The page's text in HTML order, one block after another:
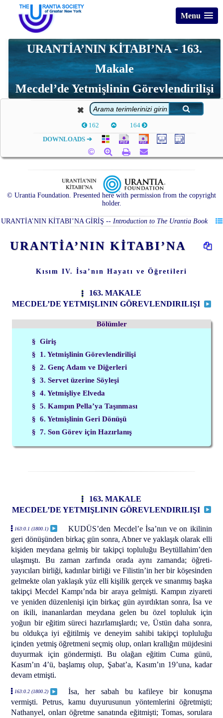
Menu
URANTİA’NIN KİTABI’NA - 163.
Makale
Mecdel’de Yetmişlinin Görevlendirilişi
162 164
DOWNLOADS ➔
© Urantia Foundation. Presented here with permission from the copyright
holder.
URANTİA’NIN KİTABI’NA GİRİŞ -- Introduction to The Urantia Book
URANTİA’NIN KİTABI’NA
Kısım IV. İsa’nın Hayatı ve Öğretileri
163. MAKALE
MECDEL’DE YETMIŞLININ GÖREVLENDIRILIŞI
Bölümler
§ Giriş
§ 1. Yetmişlinin Görevlendirilişi
§ 2. Genç Adam ve Diğerleri
§ 3. Servet üzerine Söyleşi
§ 4. Yetmişliye Elveda
§ 5. Kampın Pella’ya Taşınması
§ 6. Yetmişlinin Geri Dönüşü
§ 7. Son Görev için Hazırlanış
163. MAKALE
MECDEL’DE YETMIŞLININ GÖREVLENDIRILIŞI
163:0.1 (1800.1)
KUDÜS’den Mecdel’e İsa’nın ve on ikilinin
geri dönüşünden birkaç gün sonra, Abner ve yaklaşık olarak elli
kişiden meydana gelmiş bir takipçi topluluğu Beytüllahim’den
ulaşmıştı. Bu zaman zarfında orada aynı zamanda; öğreti-
yayıcıları birliği, kadınlar birliği ve Filistin’in her bir köşesinden
gelmekte olan yaklaşık yüz elli kişilik gerçek ve sınanmış başka
takipçi Mecdel Kampı’nda bir araya gelmişti. Kampın ziyareti
ve yeniden düzenlenişi için birkaç gün ayırdıktan sonra, İsa ve
on ikili, inananlardan meydana gelen bu özel topluluk için
yoğun bir eğitim süreci hazırlamışlardı; ve, Üstün daha sonra,
bu oldukça iyi eğitilmiş ve deneyim sahibi takipçi topluluğu
içinden yetmiş öğretmeni seçmiş olup, onları krallığın müjdesini
duyurmak için göndermişti. Bu olağan eğitim Cuma günü,
Kasım’ın 4’ü, başlamış olup, Şabat’a, Kasım’ın 19’una, kadar
devam etmişti.
163:0.2 (1800.2)
İsa, her sabah bu kafileye bir konuşma
vermişti. Petrus, kamu duyurusunun yöntemlerini öğretmişti;
Nathanyel, onları öğretme sanatında eğitmişti; Tomas, sorulara